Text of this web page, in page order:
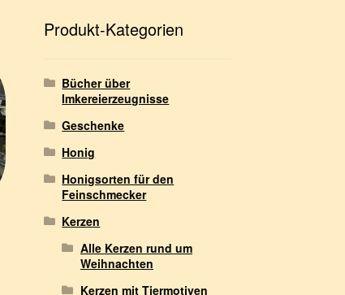
e
nProdukt-Kategorien
Bücher über
Imkereierzeugnisse
Geschenke
Honig
Honigsorten für den
Feinschmecker
Kerzen
Alle Kerzen rund um
Weihnachten
Kerzen mit Tiermotiven